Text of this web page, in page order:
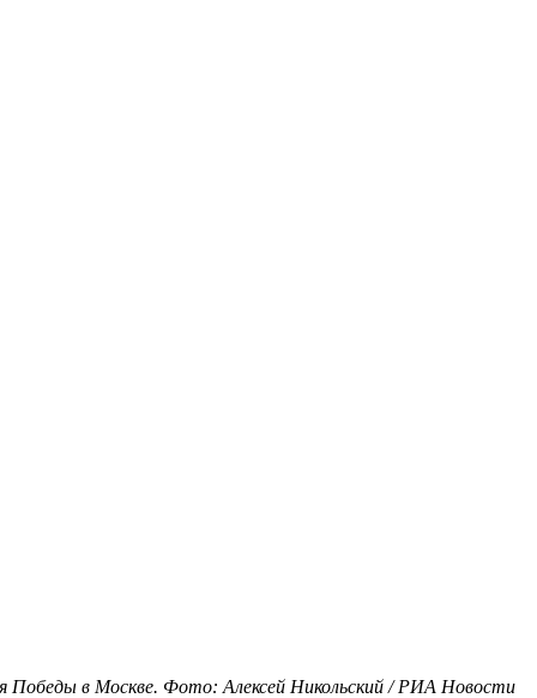
Победы в Москве. Фото: Алексей Никольский / РИА Новости